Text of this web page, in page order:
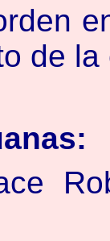
de